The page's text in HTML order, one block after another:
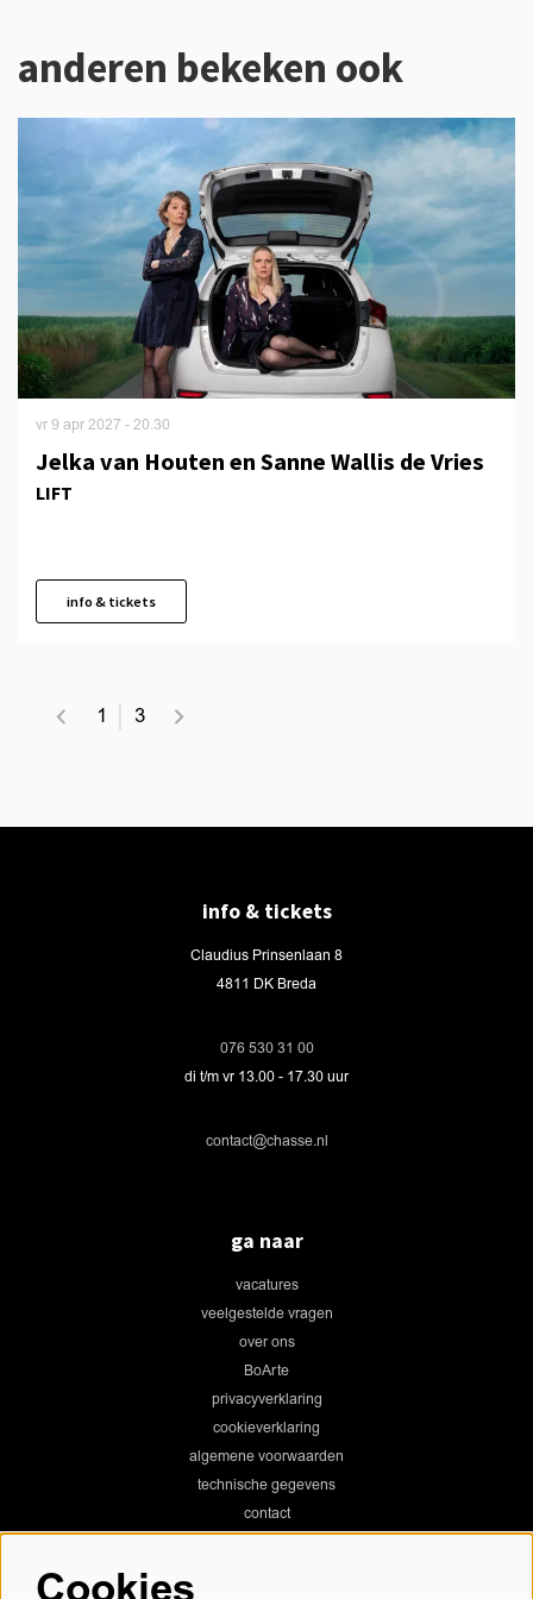
anderen bekeken ook
Jelka van Houten en Sanne Wallis de Vries
LIFT
vr 9 apr 2027 - 20.30
info & tickets
1 3
info & tickets
Claudius Prinsenlaan 8
4811 DK Breda
076 530 31 00
di t/m vr 13.00 - 17.30 uur
contact@chasse.nl
ga naar
vacatures
veelgestelde vragen
over ons
BoArte
privacyverklaring
cookieverklaring
algemene voorwaarden
technische gegevens
contact